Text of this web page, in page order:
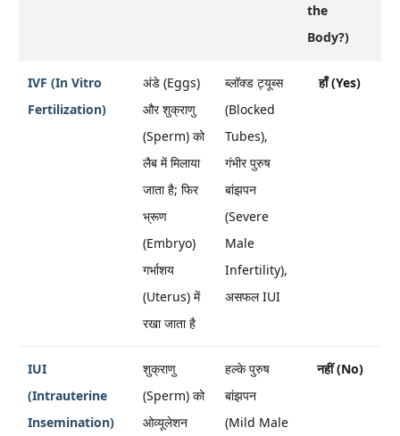
the
Body?)
IVF (In Vitro
Fertilization)
अंडे (Eggs)
और शुक्राणु
(Sperm) को
लैब में मिलाया
जाता है; फिर
भ्रूण
(Embryo)
गर्भाशय
(Uterus) में
रखा जाता है
ब्लॉक्ड ट्यूब्स
(Blocked
Tubes),
गंभीर पुरुष
बांझपन
(Severe
Male
Infertility),
असफल IUI
हाँ (Yes)
IUI
(Intrauterine
Insemination)
शुक्राणु
(Sperm) को
ओव्यूलेशन
हल्के पुरुष
बांझपन
(Mild Male
नहीं (No)